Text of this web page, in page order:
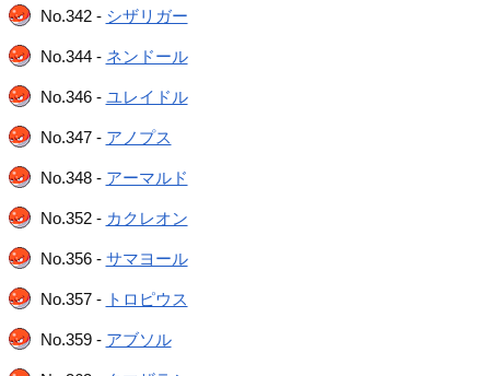
No.342 - シザリガー
No.344 - ネンドール
No.346 - ユレイドル
No.347 - アノプス
No.348 - アーマルド
No.352 - カクレオン
No.356 - サマヨール
No.357 - トロピウス
No.359 - アブソル